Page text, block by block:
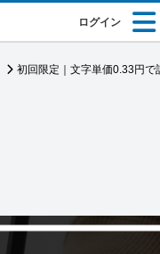
ログイン
初回限定｜文字単価0.33円で